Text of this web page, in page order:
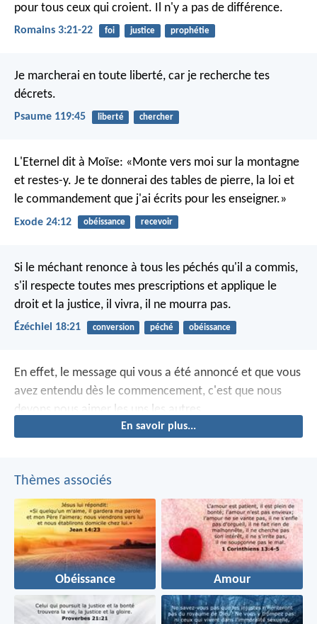
pour tous ceux qui croient. Il n'y a pas de différence.
Romains 3:21-22 foi justice prophétie
Je marcherai en toute liberté, car je recherche tes
décrets.
Psaume 119:45 liberté chercher
L'Eternel dit à Moïse: «Monte vers moi sur la montagne
et restes-y. Je te donnerai des tables de pierre, la loi et
le commandement que j'ai écrits pour les enseigner.»
Exode 24:12 obéissance recevoir
Si le méchant renonce à tous les péchés qu'il a commis,
s'il respecte toutes mes prescriptions et applique le
droit et la justice, il vivra, il ne mourra pas.
Ézéchiel 18:21 conversion péché obéissance
En effet, le message qui vous a été annoncé et que vous
avez entendu dès le commencement, c'est que nous
devons nous aimer les uns les autres.
En savoir plus...
Thèmes associés
Obéissance Amour